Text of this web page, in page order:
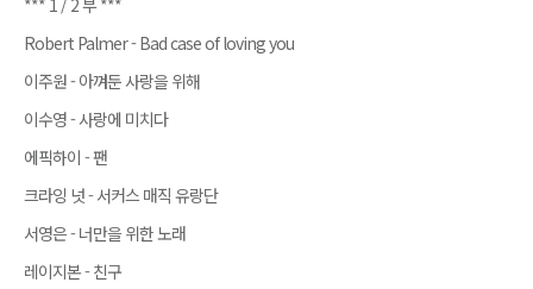
Robert Palmer - Bad case of loving you
이주원 - 아껴둔 사랑을 위해
이수영 - 사랑에 미치다
에픽하이 - 팬
크라잉 넛 - 서커스 매직 유랑단
서영은 - 너만을 위한 노래
레이지본 - 친구